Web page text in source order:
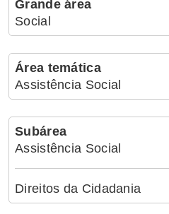
Grande área
Social
Área temática
Assistência Social
Subárea
Assistência Social
Direitos da Cidadania